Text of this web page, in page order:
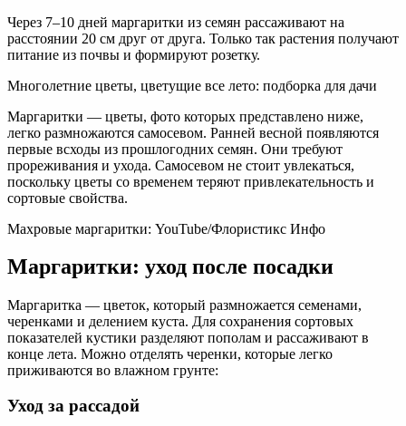
Через 7–10 дней маргаритки из семян рассаживают на
расстоянии 20 см друг от друга. Только так растения получают
питание из почвы и формируют розетку.
Многолетние цветы, цветущие все лето: подборка для дачи
Маргаритки — цветы, фото которых представлено ниже,
легко размножаются самосевом. Ранней весной появляются
первые всходы из прошлогодних семян. Они требуют
прореживания и ухода. Самосевом не стоит увлекаться,
поскольку цветы со временем теряют привлекательность и
сортовые свойства.
Махровые маргаритки: YouTube/Флористикс Инфо
Маргаритки: уход после посадки
Маргаритка — цветок, который размножается семенами,
черенками и делением куста. Для сохранения сортовых
показателей кустики разделяют пополам и рассаживают в
конце лета. Можно отделять черенки, которые легко
приживаются во влажном грунте:
Уход за рассадой